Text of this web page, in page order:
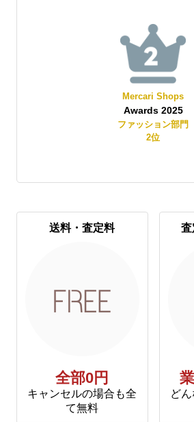
Mercari Shops
Awards 2025
ファッション部門
2位
送料・査定料
全部0円
キャンセルの場合も全
て無料
査
ど